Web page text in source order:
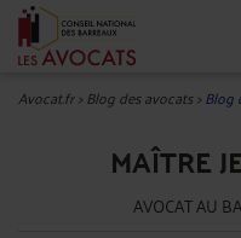
Avocat.fr>Blog des avocats>Blog
MAÎTRE
AVOCAT AU